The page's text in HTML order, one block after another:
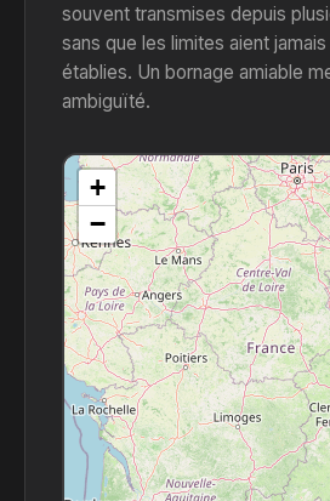
souvent transmises depuis
sans que les limites aient
établies. Un bornage amiable
ambiguïté.
+
−